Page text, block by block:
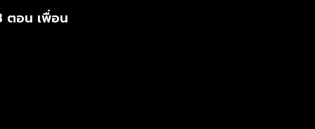
ตอน เพื่อน